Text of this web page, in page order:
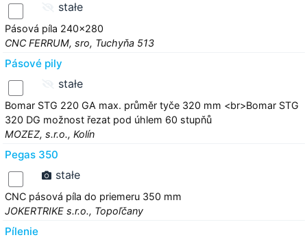
stałe
Pásová píla 240x280
CNC FERRUM, sro, Tuchyňa 513
Pásové pily
stałe
Bomar STG 220 GA max. průměr tyče 320 mm <br>Bomar STG
320 DG možnost řezat pod úhlem 60 stupňů
MOZEZ, s.r.o., Kolín
Pegas 350
stałe
CNC pásová píla do priemeru 350 mm
JOKERTRIKE s.r.o., Topoľčany
Pílenie